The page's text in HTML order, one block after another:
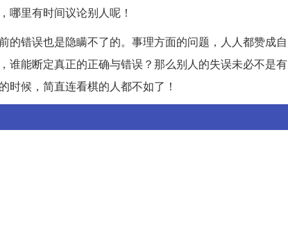
哪里有时间议论别人呢！
错误也是隐瞒不了的。事理方面的问题，人人都赞成自
谁能断定真正的正确与错误？那么别人的失误未必不是有
候，简直连看棋的人都不如了！